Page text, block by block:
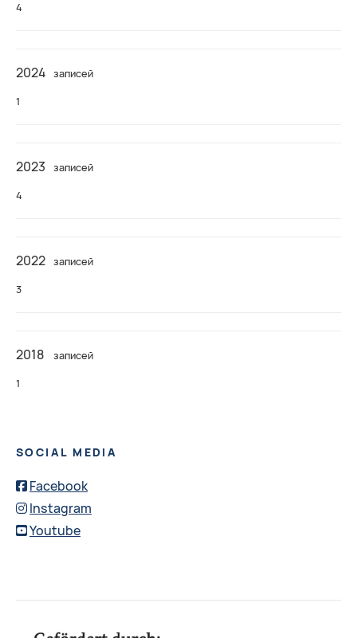
4
2024 записей
1
2023 записей
4
2022 записей
3
2018 записей
1
SOCIAL MEDIA
Facebook
Instagram
Youtube